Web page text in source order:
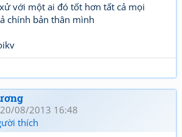
với một ai đó tốt hơn tất cả mọi
chính bản thân mình
08/2013 16:48
thích